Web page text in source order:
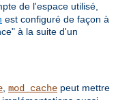
de l'espace utilisé,
est configuré de façon à
à la suite d'un
mod_cache peut mettre